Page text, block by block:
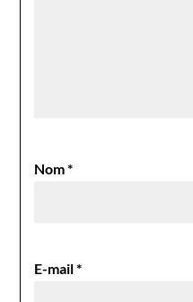
Nom*
E-mail*